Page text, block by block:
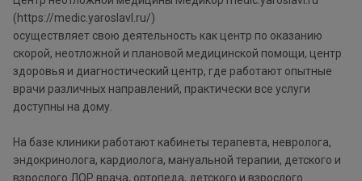
(https://medic.yaroslavl.ru/)
осуществляет свою деятельность как центр по оказанию
скорой, неотложной и плановой медицинской помощи, центр
здоровья и диагностический центр, где работают опытные
врачи различных направлений, практически все услуги
доступны на дому.
На базе клиники работают кабинеты терапевта, невролога,
эндокринолога, кардиолога, мануальной терапии, детского и
взрослого ЛОР врача, ортопеда, детского и взрослого